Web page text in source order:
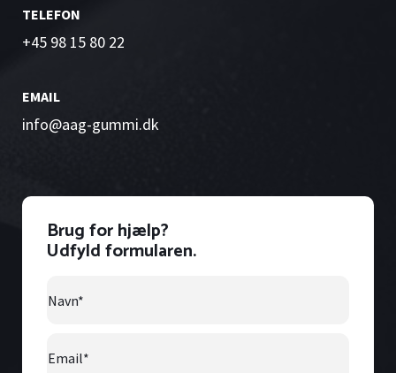
TELEFON
+45 98 15 80 22
EMAIL
info@aag-gummi.dk
Brug for hjælp?
Udfyld formularen.